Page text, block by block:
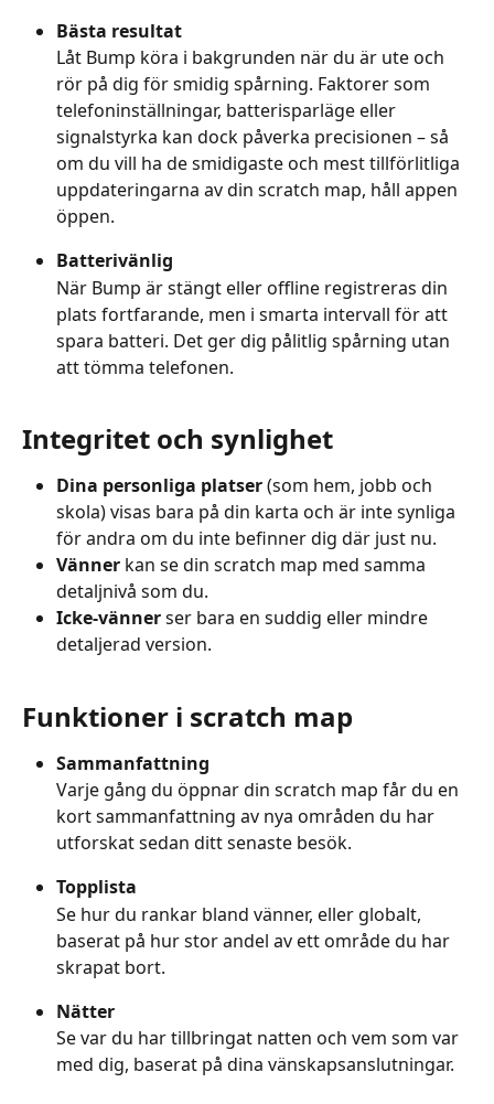
Bästa resultat
Låt Bump köra i bakgrunden när du är ute och
rör på dig för smidig spårning. Faktorer som
telefoninställningar, batterisparläge eller
signalstyrka kan dock påverka precisionen – så
om du vill ha de smidigaste och mest tillförlitliga
uppdateringarna av din scratch map, håll appen
öppen.
Batterivänlig
När Bump är stängt eller offline registreras din
plats fortfarande, men i smarta intervall för att
spara batteri. Det ger dig pålitlig spårning utan
att tömma telefonen.
Integritet och synlighet
Dina personliga platser (som hem, jobb och
skola) visas bara på din karta och är inte synliga
för andra om du inte befinner dig där just nu.
Vänner kan se din scratch map med samma
detaljnivå som du.
Icke-vänner ser bara en suddig eller mindre
detaljerad version.
Funktioner i scratch map
Sammanfattning
Varje gång du öppnar din scratch map får du en
kort sammanfattning av nya områden du har
utforskat sedan ditt senaste besök.
Topplista
Se hur du rankar bland vänner, eller globalt,
baserat på hur stor andel av ett område du har
skrapat bort.
Nätter
Se var du har tillbringat natten och vem som var
med dig, baserat på dina vänskapsanslutningar.